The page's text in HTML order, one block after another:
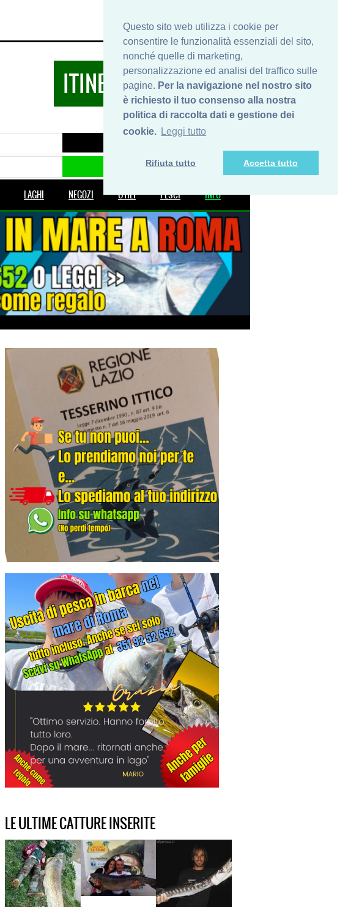
Questo sito web utilizza i cookie per
consentire le funzionalità essenziali del sito,
nonché quelle di marketing,
personalizzazione ed analisi del traffico sulle
pagine. Per la navigazione nel nostro sito
è richiesto il tuo consenso alla nostra
politica di raccolta dati e gestione dei
cookie. Leggi tutto
Rifiuta tutto Accetta tutto
PRIVACY
SHOP
INFO
ITINERARIDIPESCA.IT
LAGHI NEGOZI UTILI PESCI INFO
LE ULTIME CATTURE INSERITE